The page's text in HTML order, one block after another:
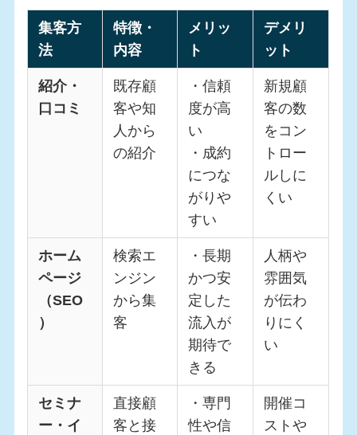
集客方
法
特徴・
内容
メリッ
ト
デメリ
ット
紹介・
口コミ
既存顧
客や知
人から
の紹介
・信頼
度が高
い
・成約
につな
がりや
すい
新規顧
客の数
をコン
トロー
ルしに
くい
ホーム
ページ
（SEO
）
検索エ
ンジン
から集
客
・長期
かつ安
定した
流入が
期待で
きる
人柄や
雰囲気
が伝わ
りにく
い
セミナ
ー・イ
直接顧
客と接
・専門
性や信
開催コ
ストや